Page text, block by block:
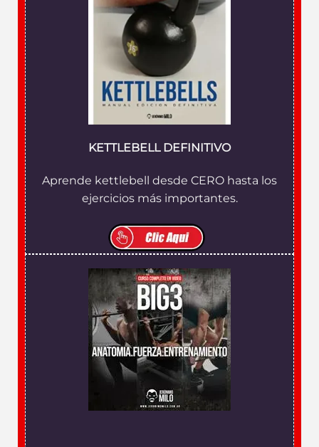
KETTLEBELL DEFINITIVO
Aprende kettlebell desde CERO hasta los
ejercicios más importantes.